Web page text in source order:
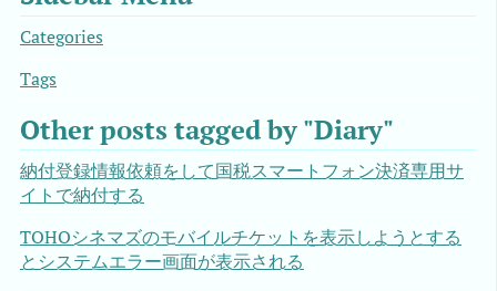
Categories
Tags
Other posts tagged by "Diary"
納付登録情報依頼をして国税スマートフォン決済専用サ
イトで納付する
TOHOシネマズのモバイルチケットを表示しようとする
とシステムエラー画面が表示される